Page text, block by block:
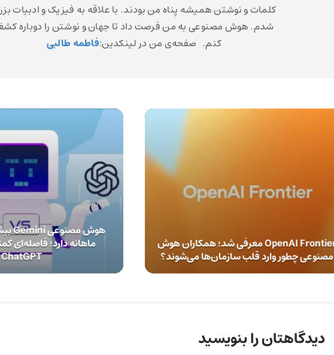
کلمات و نوشتن همیشه پناه من بودند. با علاقه به فیزیک و ادبیات
شدم. هوش مصنوعی به من فرصت داد تا جهان و نوشتن را دوباره
کنم. صفحه‌ی من در لینکدین:فاطمه طالبی
ماهانه دارد؛ فاصله‌ای
ChatGPT
OpenAI Frontier معرفی شد؛ همکاران هوش
مصنوعی چطور وارد قلب سازمان‌ها می‌شوند؟
دیدگاهتان را بنویسید